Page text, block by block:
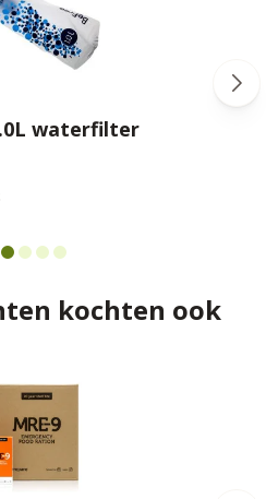
waterfilter
kochten ook